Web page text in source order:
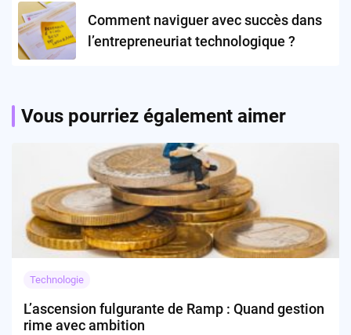
Comment naviguer avec succès dans
l’entrepreneuriat technologique ?
Vous pourriez également aimer
Technologie
L’ascension fulgurante de Ramp : Quand gestion
rime avec ambition